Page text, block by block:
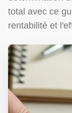
total avec ce
rentabilité et